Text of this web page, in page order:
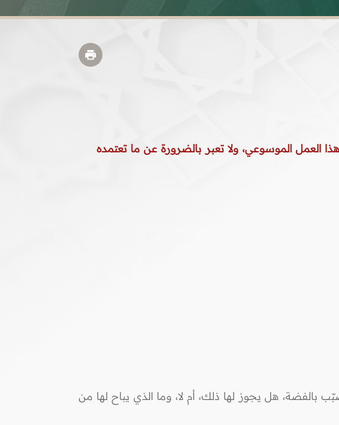
العمل الموسوعي، ولا تعبر بالضرورة عن ما تعتمده
هل يجوز لها ذلك، أم لا، وما الذي يباح لها من